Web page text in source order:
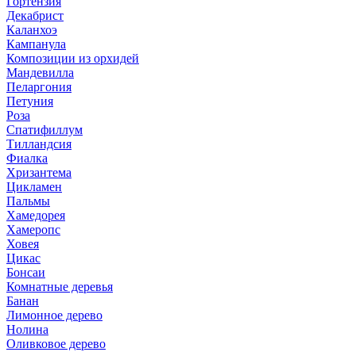
Декабрист
Каланхоэ
Кампанула
Композиции из орхидей
Мандевилла
Пеларгония
Петуния
Роза
Спатифиллум
Тилландсия
Фиалка
Хризантема
Цикламен
Пальмы
Хамедорея
Хамеропс
Ховея
Цикас
Бонсаи
Комнатные деревья
Банан
Лимонное дерево
Нолина
Оливковое дерево